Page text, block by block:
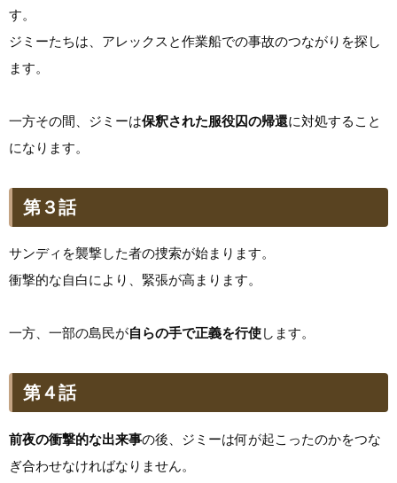
す。
ジミーたちは、アレックスと作業船での事故のつながりを探し
ます。
一方その間、ジミーは保釈された服役囚の帰還に対処すること
になります。
第３話
サンディを襲撃した者の捜索が始まります。
衝撃的な自白により、緊張が高まります。
一方、一部の島民が自らの手で正義を行使します。
第４話
前夜の衝撃的な出来事の後、ジミーは何が起こったのかをつな
ぎ合わせなければなりません。